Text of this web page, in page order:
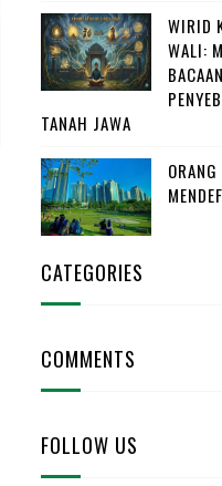
WIRID
WALI:
TANAH JAWA
CATEGORIES
COMMENTS
FOLLOW US